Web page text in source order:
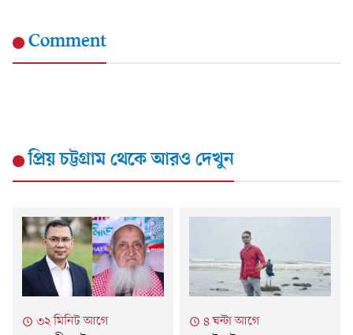
Comment
প্রিয় চট্টগ্রামথেকে আরও দেখুন
৩২ মিনিট আগে
৪ ঘন্টা আগে